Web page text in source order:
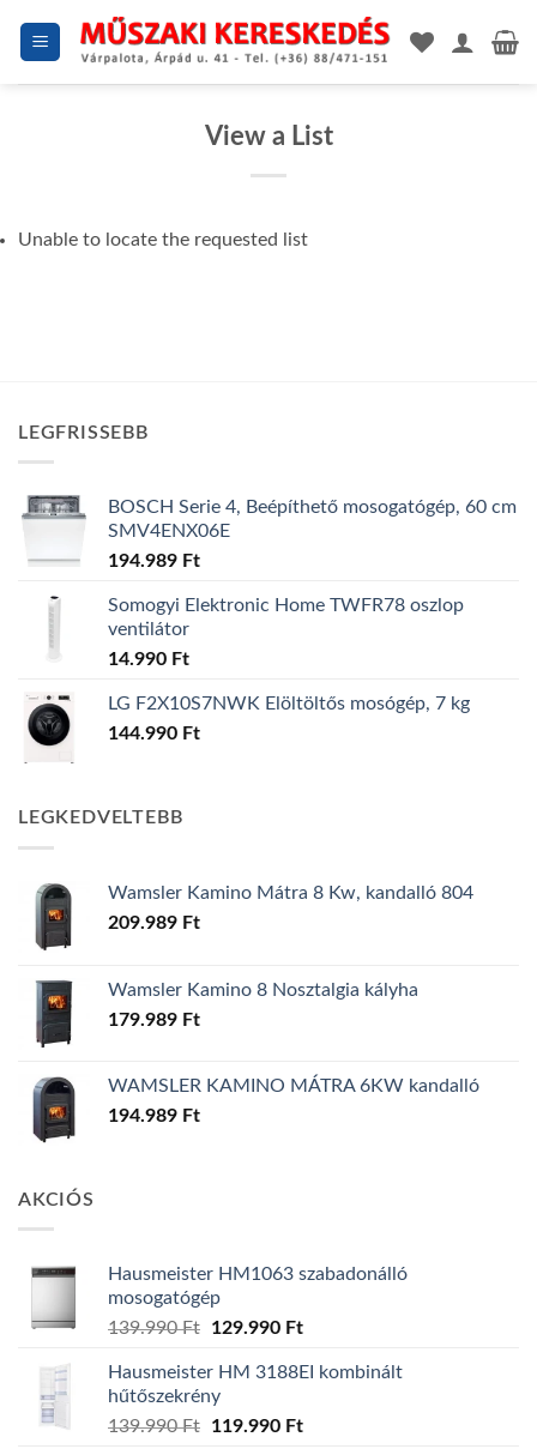
View a List
Unable to locate the requested list
LEGFRISSEBB
BOSCH Serie 4, Beépíthető mosogatógép, 60 cm
SMV4ENX06E
194.989 Ft
Somogyi Elektronic Home TWFR78 oszlop
ventilátor
14.990 Ft
LG F2X10S7NWK Elöltöltős mosógép, 7 kg
144.990 Ft
LEGKEDVELTEBB
Wamsler Kamino Mátra 8 Kw, kandalló 804
209.989 Ft
Wamsler Kamino 8 Nosztalgia kályha
179.989 Ft
WAMSLER KAMINO MÁTRA 6KW kandalló
194.989 Ft
AKCIÓS
Hausmeister HM1063 szabadonálló
mosogatógép
139.990Ft
Original
was:
139.990 Ft.
129.990 FtCurrent
is:
Hausmeister HM 3188EI kombinált
hűtőszekrény
139.990Ft
Original
119.990 FtCurrent